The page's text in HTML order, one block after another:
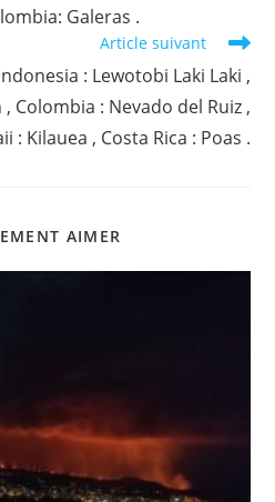
Galeras .
Article suivant
: Lewotobi Laki Laki ,
Colombia : Nevado del Ruiz ,
: Kilauea , Costa Rica : Poas .
AIMER